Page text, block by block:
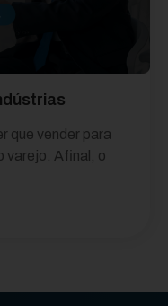
que vender para
varejo. Afinal, o